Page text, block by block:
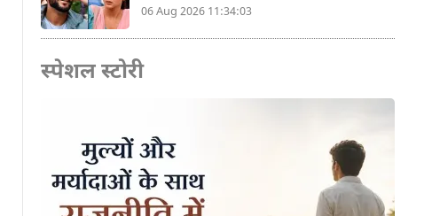
06 Aug 2026 11:34:03
स्पेशल स्टोरी